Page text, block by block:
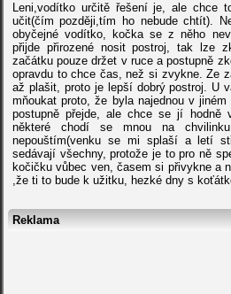
Leni,vodítko určitě řešení je, ale chce
učit(čím později,tím ho nebude chtít).
obyčejné vodítko, kočka se z něho
přijde přirozené nosit postroj, tak lze
začátku pouze držet v ruce a postupně
opravdu to chce čas, než si zvykne. Ze
až plašit, proto je lepší dobrý postroj. U
mňoukat proto, že byla najednou v
postupně přejde, ale chce se jí hodně
některé chodí se mnou na
nepouštím(venku se mi splaší a letí
sedávají všechny, protože je to pro ně
kočičku vůbec ven, časem si přivykne a
,že ti to bude k užitku, hezké dny s
Reklama